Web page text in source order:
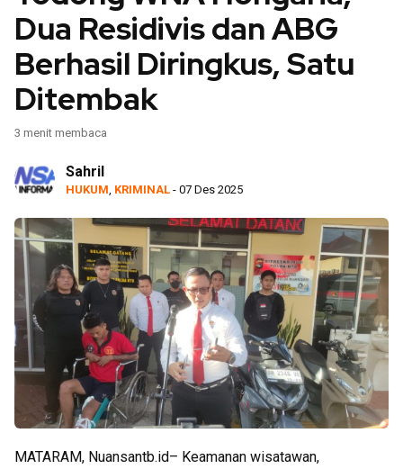
Dua Residivis dan ABG
Berhasil Diringkus, Satu
Ditembak
3 menit membaca
Sahril
HUKUM KRIMINAL - 07 Des 2025
MATARAM, Nuansantb.id– Keamanan wisatawan,